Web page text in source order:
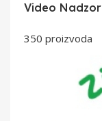
Video Nadzor
350 proizvoda